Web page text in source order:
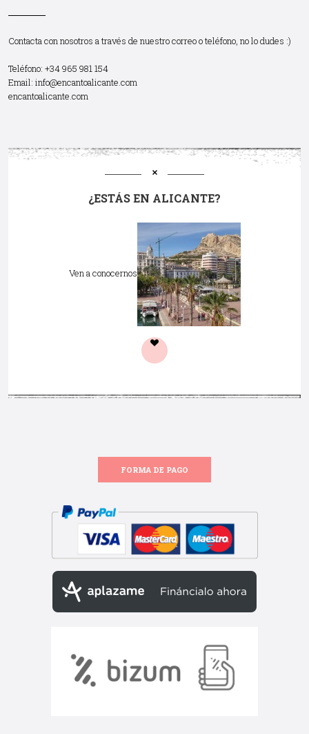
Contacta con nosotros a través de nuestro correo o teléfono, no lo dudes :)
Teléfono: +34 965 981 154
Email: info@encantoalicante.com
encantoalicante.com
¿ESTÁS EN ALICANTE?
Ven a conocernos
FORMA DE PAGO